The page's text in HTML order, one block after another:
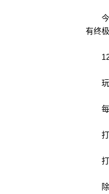
今冬
有终
12月
玩法
每
打
打卡
除此